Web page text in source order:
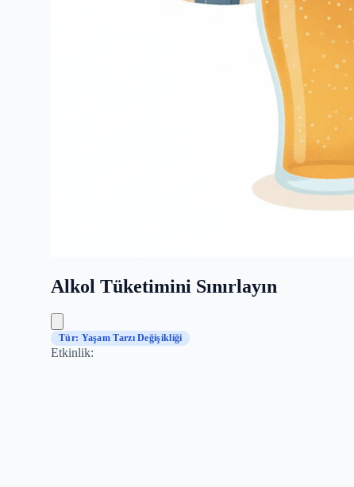
Alkol Tüketimini Sınırlayın
Tür: Yaşam Tarzı Değişikliği
Etkinlik: